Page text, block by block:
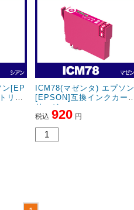
ン[EP
リッ
ICM78(マゼンタ) エプソン
[EPSON]互換インクカート
リッジ
税込 920 円